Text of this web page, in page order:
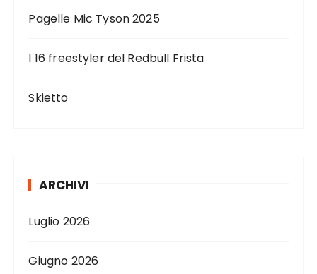
Pagelle Mic Tyson 2025
I 16 freestyler del Redbull Frista
Skietto
ARCHIVI
Luglio 2026
Giugno 2026